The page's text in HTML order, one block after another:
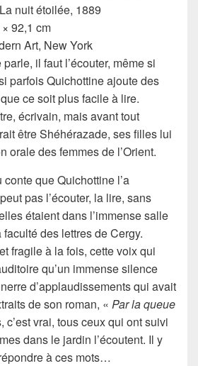
La nuit étoilée, 1889
92,1 cm
Art, New York
parle, il faut l’écouter, même si
parfois Quichottine ajoute des
ce soit plus facile à lire.
, écrivain, mais avant tout
êtreShéhérazade, ses filles lui
orale des femmes de l’Orient.
conte queQuichottine l’a
pas l’écouter, la lire, sans
étaient dans l’immense salle
des lettres de Cergy.
fragile à la fois, cettevoixqui
qu’un immense silence
d’applaudissements qui avait
de son roman, « Par la queue
c’est vrai, tous ceux qui ont suivi
dans le jardin l’écoutent. Il y
à ces mots…